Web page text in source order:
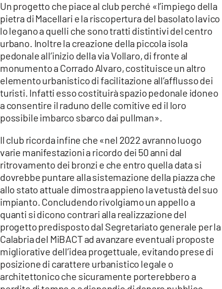
ANDROID
APPLE
Un progetto che piace al club perché «l’impiego della
pietra di Macellari e la riscopertura del basolato lavico
lo legano a quelli che sono tratti distintivi del centro
urbano. Inoltre la creazione della piccola isola
pedonale all’inizio della via Vollaro, di fronte al
monumento a Corrado Alvaro, costituisce un altro
elemento urbanistico di facilitazione all’afflusso dei
turisti. Infatti esso costituirà spazio pedonale idoneo
a consentire il raduno delle comitive ed il loro
possibile imbarco sbarco dai pullman».
Il club ricorda infine che «nel 2022 avranno luogo
varie manifestazioni a ricordo dei 50 anni dal
ritrovamento dei bronzi e che entro quella data si
dovrebbe puntare alla sistemazione della piazza che
allo stato attuale dimostra appieno la vetustà del suo
impianto. Concludendo rivolgiamo un appello a
quanti si dicono contrari alla realizzazione del
progetto predisposto dal Segretariato generale per la
Calabria del MiBACT ad avanzare eventuali proposte
migliorative dell’idea progettuale, evitando prese di
posizione di carattere urbanistico legale o
architettonico che sicuramente porterebbero a